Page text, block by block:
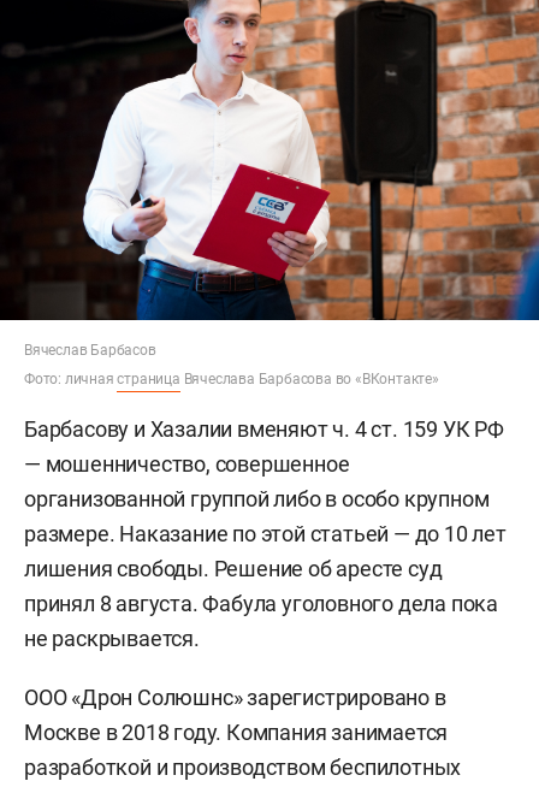
Вячеслав Барбасов
Фото: личнаястраница Вячеслава Барбасова во «ВКонтакте»
Барбасову и Хазалии вменяют ч. 4 ст. 159 УК РФ
— мошенничество, совершенное
организованной группой либо в особо крупном
размере. Наказание по этой статьей — до 10 лет
лишения свободы. Решение об аресте суд
принял 8 августа. Фабула уголовного дела пока
не раскрывается.
ООО «Дрон Солюшнс» зарегистрировано в
Москве в 2018 году. Компания занимается
разработкой и производством беспилотных